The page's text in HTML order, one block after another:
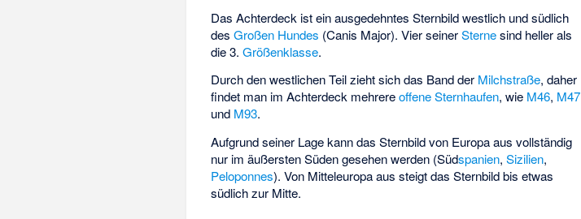
Das Achterdeck ist ein ausgedehntes Sternbild westlich und südlich
desGroßen Hundes (Canis Major). Vier seinerSternesind heller als
die 3.Größenklasse.
Durch den westlichen Teil zieht sich das Band der Milchstraße, daher
findet man im Achterdeck mehrereoffene Sternhaufen, wie M46, M47
und M93.
Aufgrund seiner Lage kann das Sternbild von Europa aus vollständig
nur im äußersten Süden gesehen werden (Südspanien,Sizilien,
Peloponnes). Von Mitteleuropa aus steigt das Sternbild bis etwas
südlich zur Mitte.